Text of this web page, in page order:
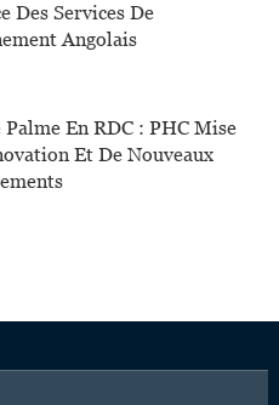
Des Services De
Angolais
En RDC : PHC Mise
Et De Nouveaux